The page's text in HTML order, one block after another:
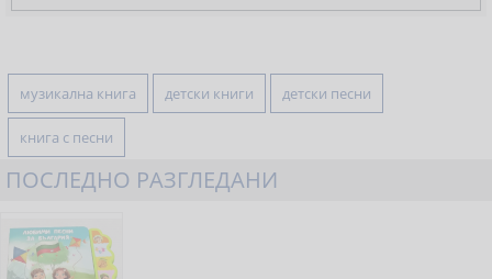
музикална книга детски книги детски песни
книга с песни
ПОСЛЕДНО РАЗГЛЕДАНИ